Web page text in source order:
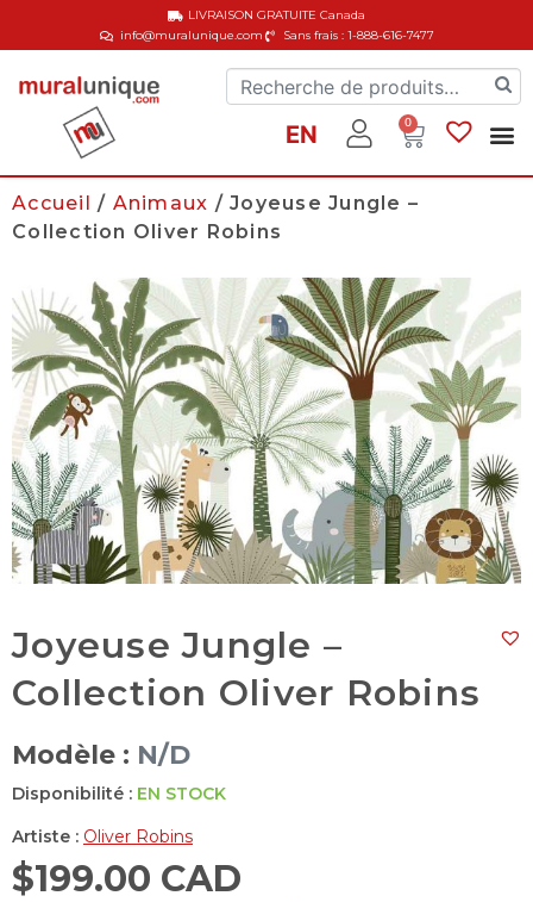
info@muralunique.com Sans frais : 1-888-616-7477
LIVRAISON GRATUITECanada
EN 0
Accueil / Animaux / Joyeuse Jungle –
Collection Oliver Robins
Joyeuse Jungle –
Collection Oliver Robins
Modèle : N/D
Disponibilité : EN STOCK
Artiste : Oliver Robins
$199.00 CAD